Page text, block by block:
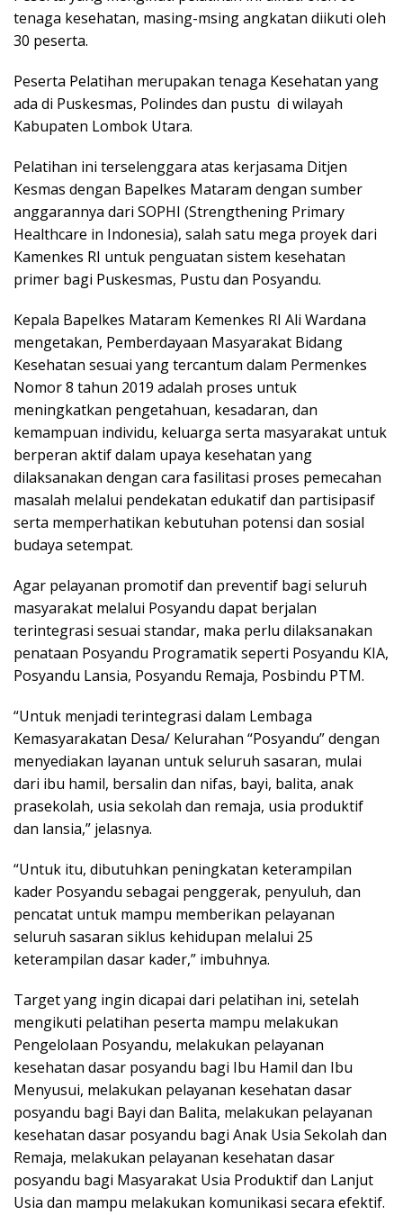
tenaga kesehatan, masing-msing angkatan diikuti oleh
30 peserta.
Peserta Pelatihan merupakan tenaga Kesehatan yang
ada di Puskesmas, Polindes dan pustu di wilayah
Kabupaten Lombok Utara.
Pelatihan ini terselenggara atas kerjasama Ditjen
Kesmas dengan Bapelkes Mataram dengan sumber
anggarannya dari SOPHI (Strengthening Primary
Healthcare in Indonesia), salah satu mega proyek dari
Kamenkes RI untuk penguatan sistem kesehatan
primer bagi Puskesmas, Pustu dan Posyandu.
Kepala Bapelkes Mataram Kemenkes RI Ali Wardana
mengetakan, Pemberdayaan Masyarakat Bidang
Kesehatan sesuai yang tercantum dalam Permenkes
Nomor 8 tahun 2019 adalah proses untuk
meningkatkan pengetahuan, kesadaran, dan
kemampuan individu, keluarga serta masyarakat untuk
berperan aktif dalam upaya kesehatan yang
dilaksanakan dengan cara fasilitasi proses pemecahan
masalah melalui pendekatan edukatif dan partisipasif
serta memperhatikan kebutuhan potensi dan sosial
budaya setempat.
Agar pelayanan promotif dan preventif bagi seluruh
masyarakat melalui Posyandu dapat berjalan
terintegrasi sesuai standar, maka perlu dilaksanakan
penataan Posyandu Programatik seperti Posyandu KIA,
Posyandu Lansia, Posyandu Remaja, Posbindu PTM.
“Untuk menjadi terintegrasi dalam Lembaga
Kemasyarakatan Desa/ Kelurahan “Posyandu” dengan
menyediakan layanan untuk seluruh sasaran, mulai
dari ibu hamil, bersalin dan nifas, bayi, balita, anak
prasekolah, usia sekolah dan remaja, usia produktif
dan lansia,” jelasnya.
“Untuk itu, dibutuhkan peningkatan keterampilan
kader Posyandu sebagai penggerak, penyuluh, dan
pencatat untuk mampu memberikan pelayanan
seluruh sasaran siklus kehidupan melalui 25
keterampilan dasar kader,” imbuhnya.
Target yang ingin dicapai dari pelatihan ini, setelah
mengikuti pelatihan peserta mampu melakukan
Pengelolaan Posyandu, melakukan pelayanan
kesehatan dasar posyandu bagi Ibu Hamil dan Ibu
Menyusui, melakukan pelayanan kesehatan dasar
posyandu bagi Bayi dan Balita, melakukan pelayanan
kesehatan dasar posyandu bagi Anak Usia Sekolah dan
Remaja, melakukan pelayanan kesehatan dasar
posyandu bagi Masyarakat Usia Produktif dan Lanjut
Usia dan mampu melakukan komunikasi secara efektif.